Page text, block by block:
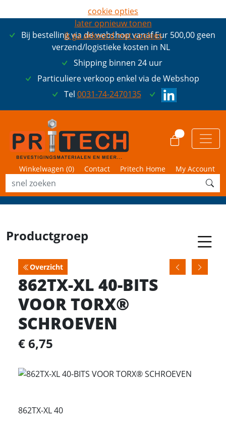
Bij bestelling via de webshop vanaf Eur 500,00 geen
verzend/logistieke kosten in NL
Shipping binnen 24 uur
Particuliere verkoop enkel via de Webshop
Tel 0031-74-2470135
Winkelwagen (0) Contact Pritech Home My Account
Productgroep
Overzicht
862TX-XL 40-BITS
VOOR TORX®
SCHROEVEN
€ 6,75
862TX-XL 40
cookie opties
later opnieuw tonen
ik ga akkoord met cookies